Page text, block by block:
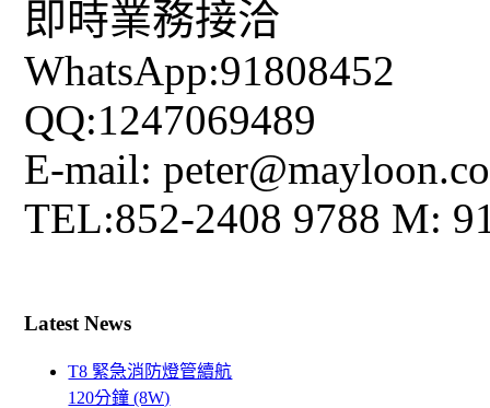
即時業務接洽
WhatsApp:91808452
QQ:1247069489
E-mail:
TEL:852-2408 9788 M:
Latest News
T8 緊急消防燈管續航
120分鐘 (8W)